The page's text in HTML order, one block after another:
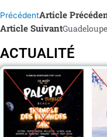
PrécédentArticle
Article Suivant
ACTUALITÉ